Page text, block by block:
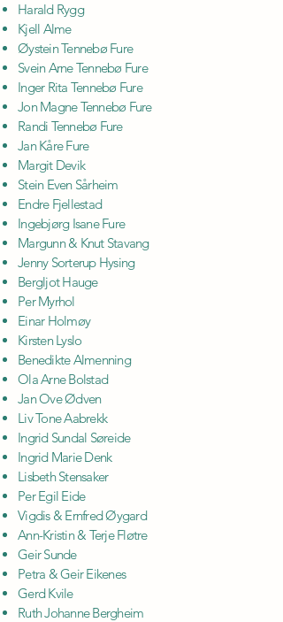
Harald Rygg
Kjell Alme
Øystein Tennebø Fure
Svein Arne Tennebø Fure
Inger Rita Tennebø Fure
Jon Magne Tennebø Fure
Randi Tennebø Fure
Jan Kåre Fure
Margit Devik
Stein Even Sårheim
Endre Fjellestad
Ingebjørg Isane Fure
Margunn & Knut Stavang
Jenny Sorterup Hysing
Bergljot Hauge
Per Myrhol
Einar Holmøy
Kirsten Lyslo
Benedikte Almenning
Ola Arne Bolstad
Jan Ove Ødven
Liv Tone Aabrekk
Ingrid Sundal Søreide
Ingrid Marie Denk
Lisbeth Stensaker
Per Egil Eide
Vigdis & Ernfred Øygard
Ann-Kristin & Terje Fløtre
Geir Sunde
Petra & Geir Eikenes
Gerd Kvile
Ruth Johanne Bergheim